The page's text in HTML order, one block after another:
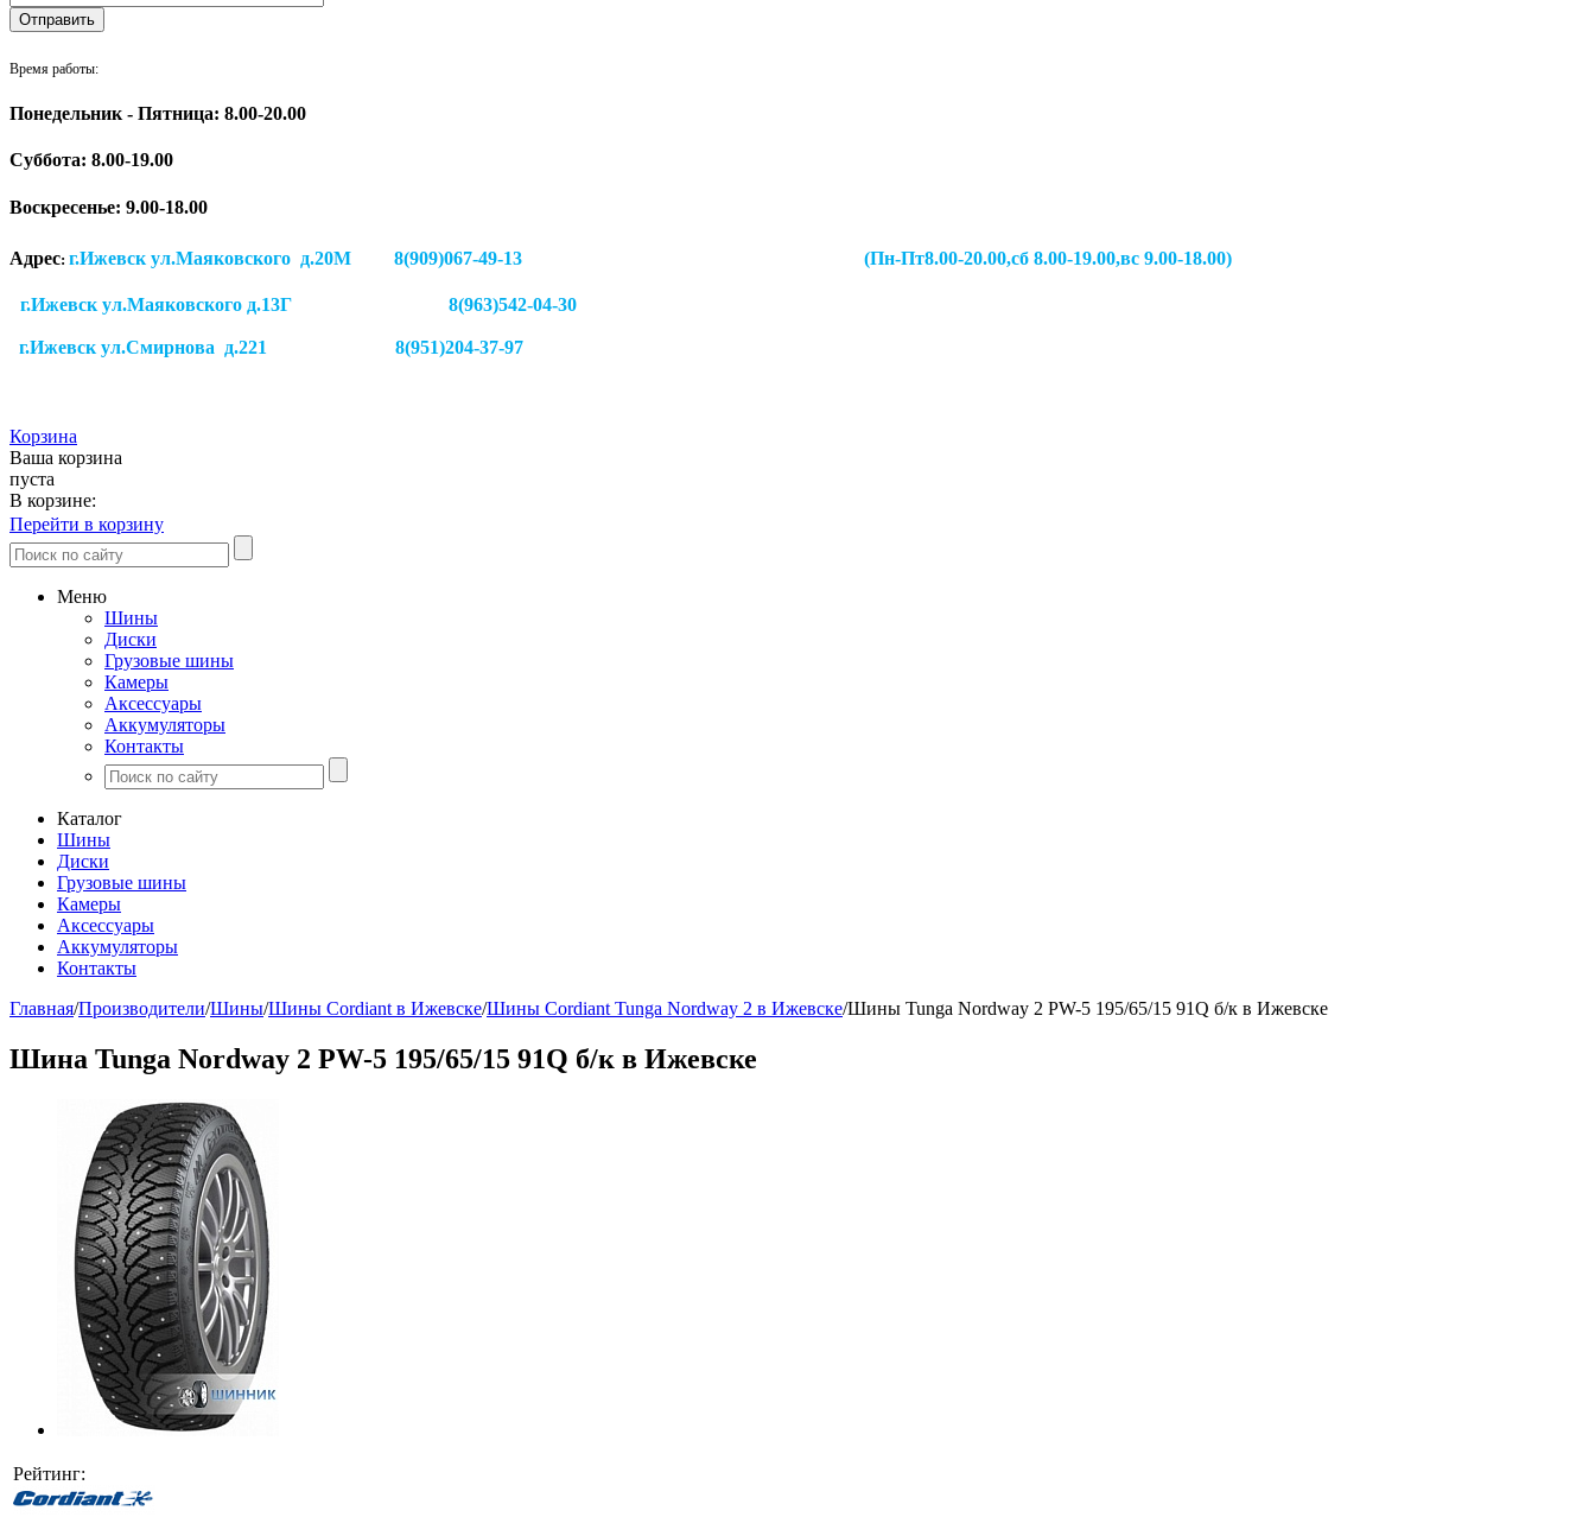
Время работы:
Понедельник - Пятница: 8.00-20.00
Суббота: 8.00-19.00
Воскресенье: 9.00-18.00
Адрес: г.Ижевск ул.Маяковского д.20М 8(909)067-49-13 (Пн-Пт8.00-20.00,сб 8.00-19.00,вс 9.00-18.00)
г.Ижевск ул.Маяковского д.13Г 8(963)542-04-30
г.Ижевск ул.Смирнова д.221 8(951)204-37-97
Корзина
Ваша корзина
пуста
В корзине:
Перейти в корзину
Меню
Шины
Диски
Грузовые шины
Камеры
Аксессуары
Аккумуляторы
Контакты
Каталог
Шины
Диски
Грузовые шины
Камеры
Аксессуары
Аккумуляторы
Контакты
Главная/Производители/Шины/Шины Cordiant в Ижевске/Шины Cordiant Tunga Nordway 2 в Ижевске/Шины Tunga Nordway 2 PW-5 195/65/15 91Q б/к в Ижевске
Шина Tunga Nordway 2 PW-5 195/65/15 91Q б/к в Ижевске
Рейтинг: